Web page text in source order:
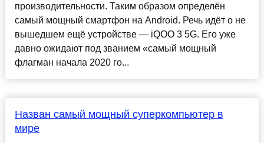
производительности. Таким образом определён
самый мощный смартфон на Android. Речь идёт о не
вышедшем ещё устройстве — iQOO 3 5G. Его уже
давно ожидают под званием «самый мощный
флагман начала 2020 го...
Назван самый мощный суперкомпьютер в
мире